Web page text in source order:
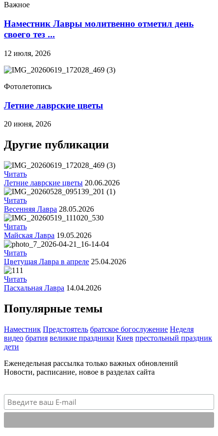
Важное
Наместник Лавры молитвенно отметил день
своего тез ...
12 июля, 2026
Фотолетопись
Летние лаврские цветы
20 июня, 2026
Другие публикации
Читать
Летние лаврские цветы 20.06.2026
Читать
Весенняя Лавра 28.05.2026
Читать
Майская Лавра 19.05.2026
Читать
Цветущая Лавра в апреле 25.04.2026
Читать
Пасхальная Лавра 14.04.2026
Популярные темы
Наместник Предстоятель братское богослужение Неделя
видео братия великие праздники Киев престольный праздник
дети
Еженедельная рассылка только важных обновлений
Новости, расписание, новое в разделах сайта